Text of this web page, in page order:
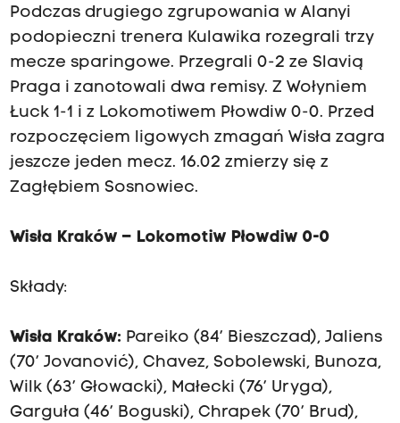
Podczas drugiego zgrupowania w Alanyi
podopieczni trenera Kulawika rozegrali trzy
mecze sparingowe. Przegrali 0-2 ze Slavią
Praga i zanotowali dwa remisy. Z Wołyniem
Łuck 1-1 i z Lokomotiwem Płowdiw 0-0. Przed
rozpoczęciem ligowych zmagań Wisła zagra
jeszcze jeden mecz. 16.02 zmierzy się z
Zagłębiem Sosnowiec.
Wisła Kraków – Lokomotiw Płowdiw 0-0
Składy:
Wisła Kraków: Pareiko (84’ Bieszczad), Jaliens
(70’ Jovanović), Chavez, Sobolewski, Bunoza,
Wilk (63’ Głowacki), Małecki (76’ Uryga),
Garguła (46’ Boguski), Chrapek (70’ Brud),